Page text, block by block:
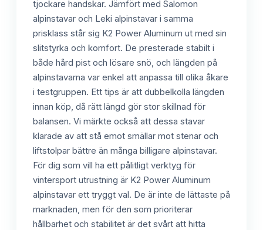
tjockare handskar. Jämfört med Salomon
alpinstavar och Leki alpinstavar i samma
prisklass står sig K2 Power Aluminum ut med sin
slitstyrka och komfort. De presterade stabilt i
både hård pist och lösare snö, och längden på
alpinstavarna var enkel att anpassa till olika åkare
i testgruppen. Ett tips är att dubbelkolla längden
innan köp, då rätt längd gör stor skillnad för
balansen. Vi märkte också att dessa stavar
klarade av att stå emot smällar mot stenar och
liftstolpar bättre än många billigare alpinstavar.
För dig som vill ha ett pålitligt verktyg för
vintersport utrustning är K2 Power Aluminum
alpinstavar ett tryggt val. De är inte de lättaste på
marknaden, men för den som prioriterar
hållbarhet och stabilitet är det svårt att hitta